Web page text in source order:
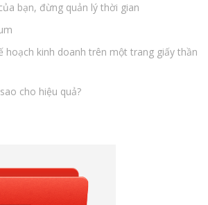
bạn, đừng quản lý thời gian
hoạch kinh doanh trên một trang giấy thần
cho hiệu quả?